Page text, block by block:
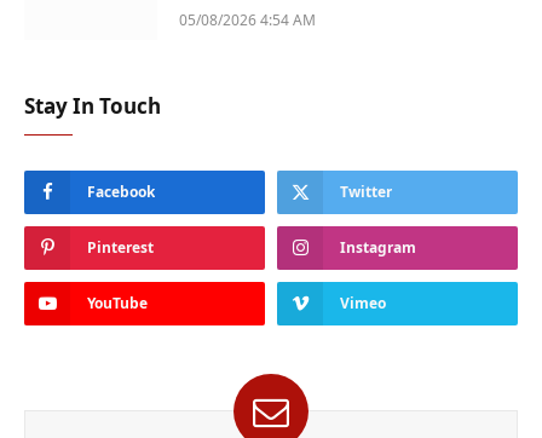
05/08/2026 4:54 AM
Stay In Touch
Facebook Twitter
Pinterest Instagram
YouTube Vimeo